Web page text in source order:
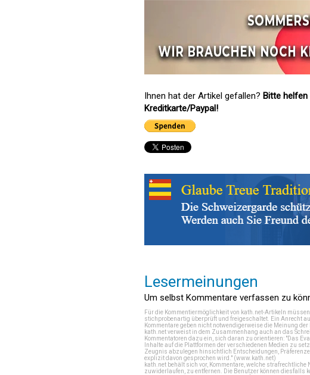
Ihnen hat der Artikel gefallen? Bitte helfen
Kreditkarte/Paypal!
Lesermeinungen
Um selbst Kommentare verfassen zu
Für die Kommentiermöglichkeit von kath.net-Artikeln müssen
stichprobenartig überprüft und freigeschaltet. Ein Anrecht
Kommentare geben nicht notwendigerweise die Meinung der
kath.net verweist in dem Zusammenhang auch an das
Kommentatoren dazu ein, sich daran zu orientieren: "Das
Inhalte auf die Plattformen der verschiedenen Medien zu
Zeugnis abzulegen hinsichtlich Entscheidungen,
explizit davon gesprochen wird." (www.kath.net)
kath.net behält sich vor, Kommentare, welche
zuwiderlaufen, zu entfernen. Die Benutzer können diesfalls